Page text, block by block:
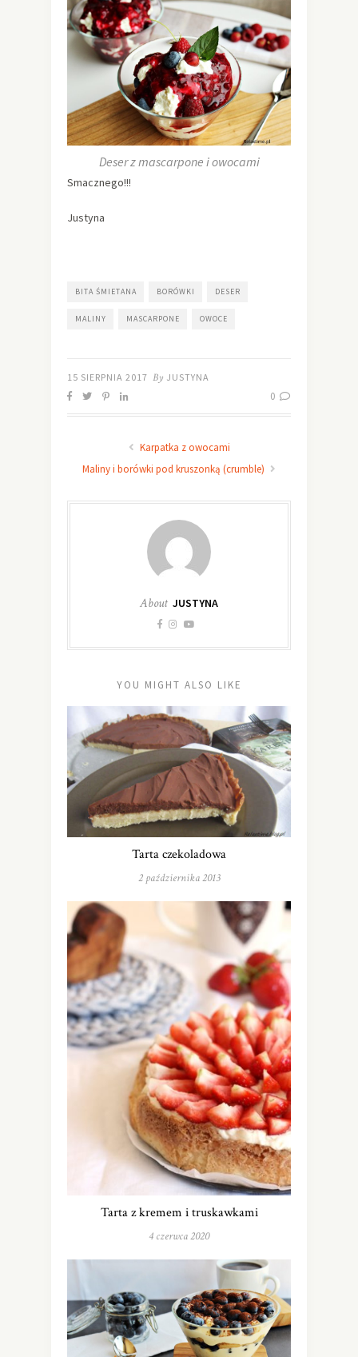
Deser z mascarpone i owocami
Smacznego!!!
Justyna
BITA ŚMIETANA BORÓWKI DESER
MALINY MASCARPONE OWOCE
15 SIERPNIA 2017 By JUSTYNA
0
Karpatka z owocami
Maliny i borówki pod kruszonką (crumble)
About JUSTYNA
YOU MIGHT ALSO LIKE
Tarta czekoladowa
2 października 2013
Tarta z kremem i truskawkami
4 czerwca 2020